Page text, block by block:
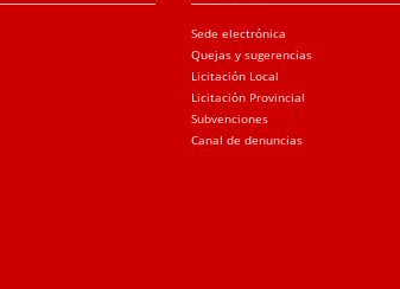
Sede electrónica
Quejas y sugerencias
Licitación Local
Licitación Provincial
Subvenciones
Canal de denuncias